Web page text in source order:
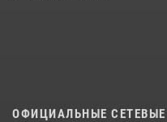
ОФИЦИАЛЬНЫЕ